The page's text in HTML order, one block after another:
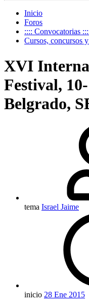
Inicio
Foros
:::: Convocatorias
Cursos, concursos
XVI
Festival,
Belgrado,
tema Israel Jaime
inicio 28 Ene 2015